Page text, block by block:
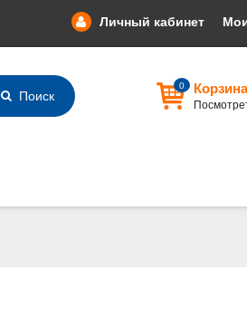
Личный кабинет
Поиск
0 Корзина